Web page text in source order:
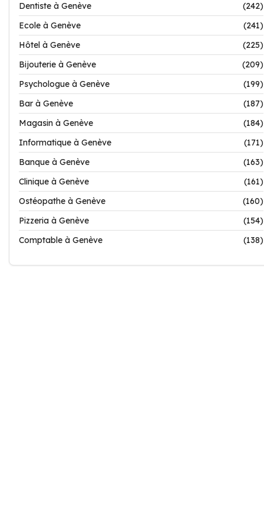
Dentiste à Genève
(242)
Ecole à Genève
(241)
Hôtel à Genève
(225)
Bijouterie à Genève
(209)
Psychologue à Genève
(199)
Bar à Genève
(187)
Magasin à Genève
(184)
Informatique à Genève
(171)
Banque à Genève
(163)
Clinique à Genève
(161)
Ostéopathe à Genève
(160)
Pizzeria à Genève
(154)
Comptable à Genève
(138)